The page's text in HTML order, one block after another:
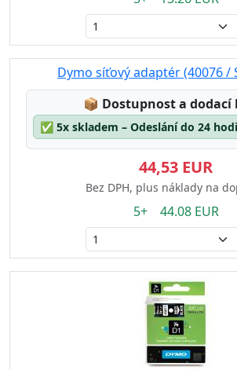
Dymo síťový adaptér (40076 /
📦 Lagerstatus:
Dostupnost a dodací
✅ 5x skladem – Odeslání do 24
44,53 EUR
Bez DPH, plus náklady na
5+ 44.08 EUR